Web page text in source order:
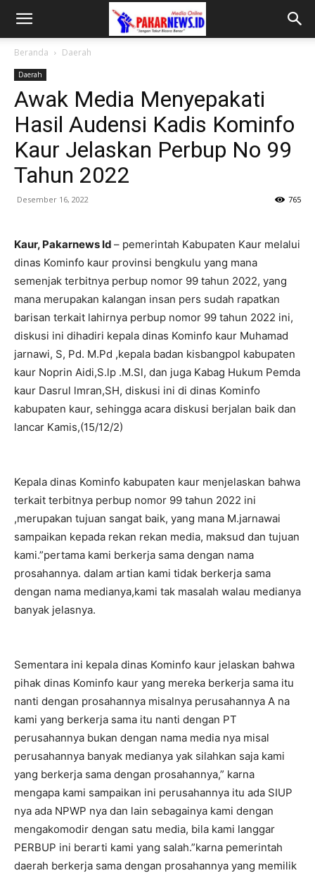
Beranda Daerah
Daerah
Awak Media Menyepakati
Hasil Audensi Kadis Kominfo
Kaur Jelaskan Perbup No 99
Tahun 2022
Desember 16, 2022 765
Kaur, Pakarnews Id – pemerintah Kabupaten Kaur melalui
dinas Kominfo kaur provinsi bengkulu yang mana
semenjak terbitnya perbup nomor 99 tahun 2022, yang
mana merupakan kalangan insan pers sudah rapatkan
barisan terkait lahirnya perbup nomor 99 tahun 2022 ini,
diskusi ini dihadiri kepala dinas Kominfo kaur Muhamad
jarnawi, S, Pd. M.Pd ,kepala badan kisbangpol kabupaten
kaur Noprin Aidi,S.lp .M.Sl, dan juga Kabag Hukum Pemda
kaur Dasrul lmran,SH, diskusi ini di dinas Kominfo
kabupaten kaur, sehingga acara diskusi berjalan baik dan
lancar Kamis,(15/12/2)
Kepala dinas Kominfo kabupaten kaur menjelaskan bahwa
terkait terbitnya perbup nomor 99 tahun 2022 ini
,merupakan tujuan sangat baik, yang mana M.jarnawai
sampaikan kepada rekan rekan media, maksud dan tujuan
kami.”pertama kami berkerja sama dengan nama
prosahannya. dalam artian kami tidak berkerja sama
dengan nama medianya,kami tak masalah walau medianya
banyak jelasnya.
Sementara ini kepala dinas Kominfo kaur jelaskan bahwa
pihak dinas Kominfo kaur yang mereka berkerja sama itu
nanti dengan prosahannya misalnya perusahannya A na
kami yang berkerja sama itu nanti dengan PT
perusahannya bukan dengan nama media nya misal
perusahannya banyak medianya yak silahkan saja kami
yang berkerja sama dengan prosahannya,” karna
mengapa kami sampaikan ini perusahannya itu ada SIUP
nya ada NPWP nya dan lain sebagainya kami dengan
mengakomodir dengan satu media, bila kami langgar
PERBUP ini berarti kami yang salah.”karna pemerintah
daerah berkerja sama dengan prosahannya yang memilik